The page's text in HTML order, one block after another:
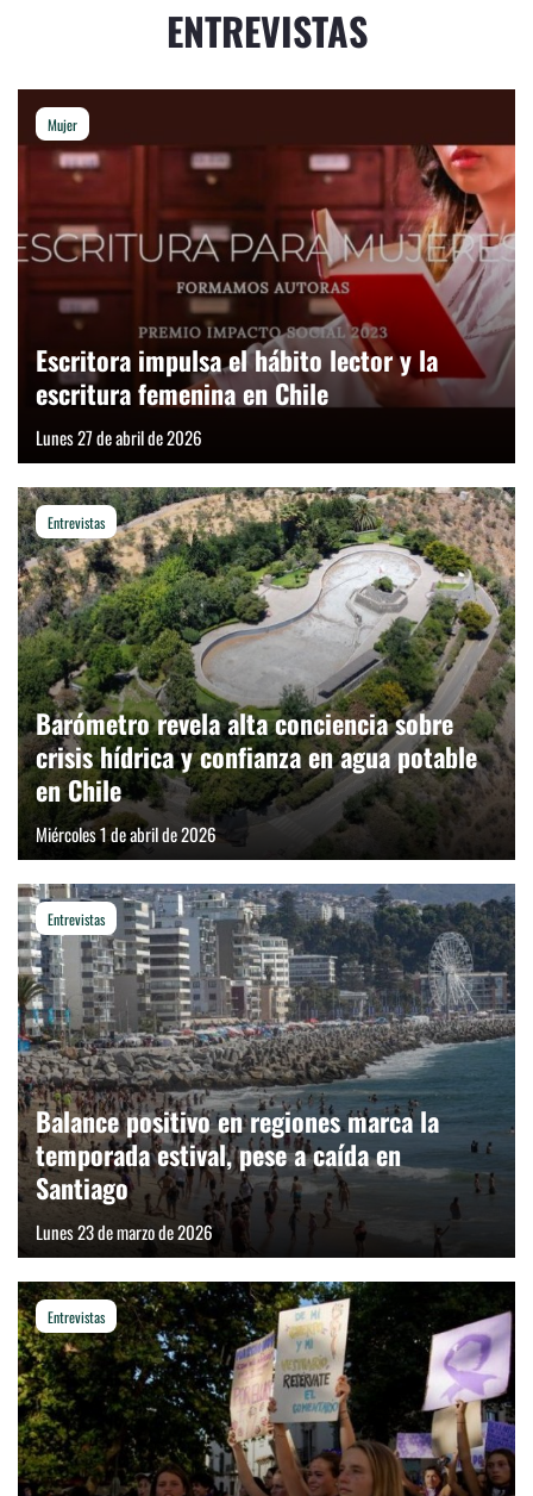
ENTREVISTAS
Mujer
Escritora impulsa el hábito lector y la
escritura femenina en Chile
Lunes 27 de abril de 2026
Entrevistas
Barómetro revela alta conciencia sobre
crisis hídrica y confianza en agua potable
en Chile
Miércoles 1 de abril de 2026
Entrevistas
Balance positivo en regiones marca la
temporada estival, pese a caída en
Santiago
Lunes 23 de marzo de 2026
Entrevistas